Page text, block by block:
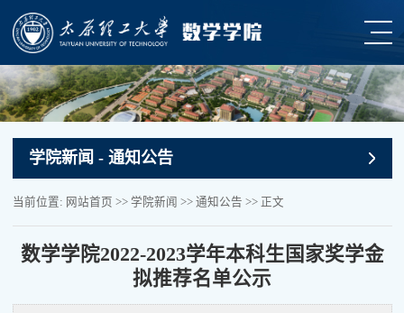
学院新闻 - 通知公告
当前位置: 网站首页 >> 学院新闻 >> 通知公告 >> 正文
数学学院2022-2023学年本科生国家奖学金
拟推荐名单公示